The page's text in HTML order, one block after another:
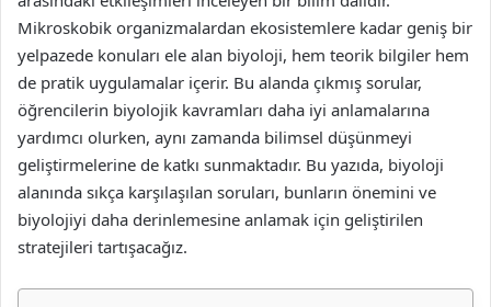
Mikroskobik organizmalardan ekosistemlere kadar geniş bir
yelpazede konuları ele alan biyoloji, hem teorik bilgiler hem
de pratik uygulamalar içerir. Bu alanda çıkmış sorular,
öğrencilerin biyolojik kavramları daha iyi anlamalarına
yardımcı olurken, aynı zamanda bilimsel düşünmeyi
geliştirmelerine de katkı sunmaktadır. Bu yazıda, biyoloji
alanında sıkça karşılaşılan soruları, bunların önemini ve
biyolojiyi daha derinlemesine anlamak için geliştirilen
stratejileri tartışacağız.